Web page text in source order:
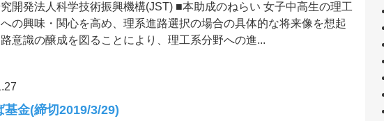
開発法人科学技術振興機構(JST) ■本助成のねらい 女子中高生の理工
の興味・関心を高め、理系進路選択の場合の具体的な将来像を想起
意識の醸成を図ることにより、理工系分野への進...
基金(締切2019/3/29)